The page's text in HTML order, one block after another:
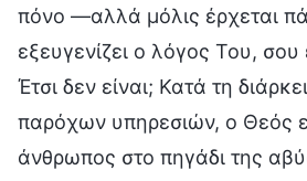
πόνο —αλλά μόλις έρχεται
εξευγενίζει ο λόγος Του, σου
Έτσι δεν είναι; Κατά τη
παρόχων υπηρεσιών, ο Θεός
άνθρωπος στο πηγάδι της